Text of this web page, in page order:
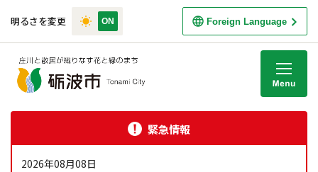
明るさを変更 Foreign Language
緊急情報
2026年08月08日